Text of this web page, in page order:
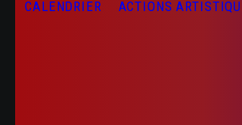
CALENDRIER ACTIONS